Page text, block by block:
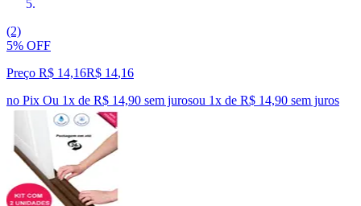
(2)
5% OFF
Preço R$ 14,16R$ 14,16
no Pix Ou 1x de R$ 14,90 sem jurosou 1x de R$ 14,90 sem juros